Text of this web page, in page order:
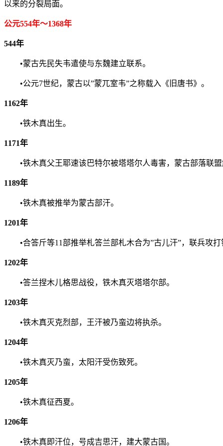
以来的分裂局面。
公元554年～1368年
544年
•蒙古先民失韦遣使与东魏建立联系。
•公元7世纪，蒙古以”蒙兀室韦”之称载入《旧唐书》。
1162年
•铁木真出生。
1171年
•铁木真父王耶速该巴特尔被塔塔尔人毒害，蒙古部落联盟
1189年
•铁木真被推举为蒙古部汗。
1201年
•合答斤等11部推举札答兰部札木合为”古儿汗”，联兵攻打
1202年
•答兰捏木儿格思战役，铁木真灭塔塔尔部。
1203年
•铁木真灭克烈部，王汗被乃蛮边将执杀。
1204年
•铁木真灭乃蛮，太阳汗受伤致死。
1205年
•铁木真征西夏。
1206年
•铁木真即汗位，号成吉思汗，建大蒙古国。